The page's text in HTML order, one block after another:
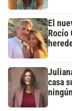
El
Rocío
casa